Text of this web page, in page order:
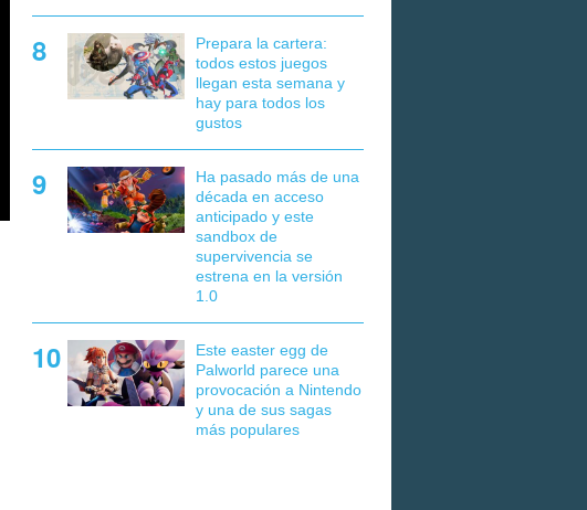
Prepara la cartera:
todos estos juegos
llegan esta semana y
hay para todos los
gustos
Ha pasado más de una
década en acceso
anticipado y este
sandbox de
supervivencia se
estrena en la versión
1.0
Este easter egg de
Palworld parece una
provocación a Nintendo
y una de sus sagas
más populares